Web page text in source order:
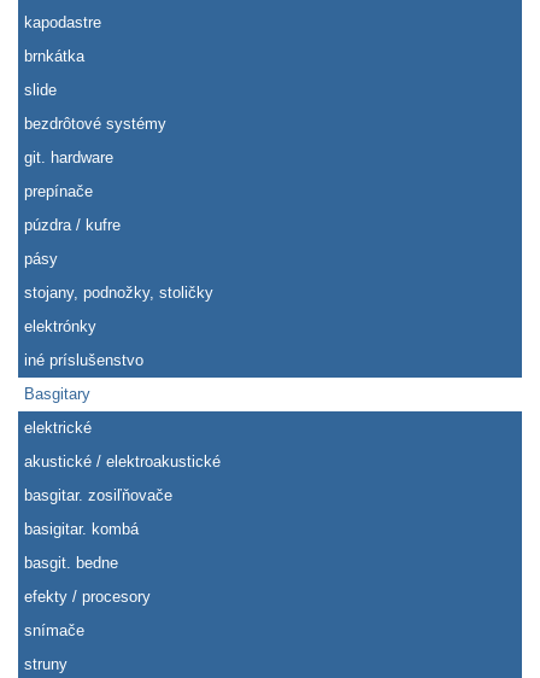
kapodastre
brnkátka
slide
bezdrôtové systémy
git. hardware
prepínače
púzdra / kufre
pásy
stojany, podnožky, stoličky
elektrónky
iné príslušenstvo
Basgitary
elektrické
akustické / elektroakustické
basgitar. zosiľňovače
basigitar. kombá
basgit. bedne
efekty / procesory
snímače
struny